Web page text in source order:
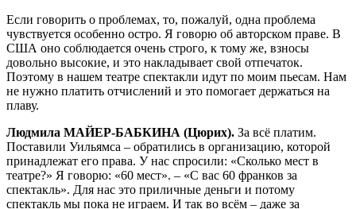
Если говорить о проблемах, то, пожалуй, одна проблема
чувствуется особенно остро. Я говорю об авторском праве. В
США оно соблюдается очень строго, к тому же, взносы
довольно высокие, и это накладывает свой отпечаток.
Поэтому в нашем театре спектакли идут по моим пьесам. Нам
не нужно платить отчислений и это помогает держаться на
плаву.
Людмила МАЙЕР-БАБКИНА (Цюрих). За всё платим.
Поставили Уильямса – обратились в организацию, которой
принадлежат его права. У нас спросили: «Сколько мест в
театре?» Я говорю: «60 мест». – «С вас 60 франков за
спектакль». Для нас это приличные деньги и потому
спектакль мы пока не играем. И так во всём – даже за